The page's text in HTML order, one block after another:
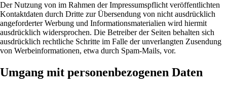
Der Nutzung von im Rahmen der Impressumspflicht veröffentlichten
Kontaktdaten durch Dritte zur Übersendung von nicht ausdrücklich
angeforderter Werbung und Informationsmaterialien wird hiermit
ausdrücklich widersprochen. Die Betreiber der Seiten behalten sich
ausdrücklich rechtliche Schritte im Falle der unverlangten Zusendung
von Werbeinformationen, etwa durch Spam-Mails, vor.
Umgang mit personenbezogenen Daten